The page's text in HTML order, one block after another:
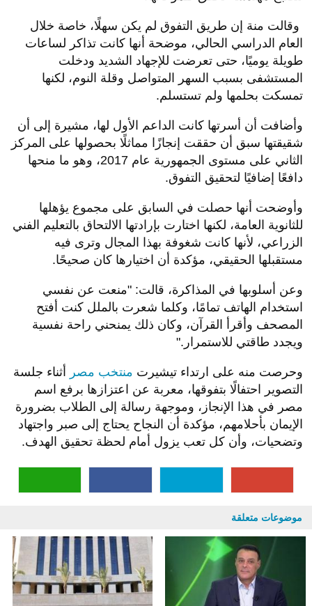
وقالت منة إن طريق التفوق لم يكن سهلًا، خاصة خلال
العام الدراسي الحالي، موضحة أنها كانت تذاكر لساعات
طويلة يوميًا، حتى تعرضت للإجهاد الشديد ودخلت
المستشفى بسبب السهر المتواصل وقلة النوم، لكنها
تمسكت بحلمها ولم تستسلم.
وأضافت أن أسرتها كانت الداعم الأول لها، مشيرة إلى أن
شقيقتها سبق أن حققت إنجازًا مماثلًا بحصولها على المركز
الثاني على مستوى الجمهورية عام 2017، وهو ما منحها
دافعًا إضافيًا لتحقيق التفوق.
وأوضحت أنها حصلت في السابق على مجموع يؤهلها
للثانوية العامة، لكنها اختارت بإرادتها الالتحاق بالتعليم الفني
الزراعي، لأنها كانت شغوفة بهذا المجال وترى فيه
مستقبلها الحقيقي، مؤكدة أن اختيارها كان صحيحًا.
وعن أسلوبها في المذاكرة، قالت: "منعت عن نفسي
استخدام الهاتف تمامًا، وكلما شعرت بالملل كنت أفتح
المصحف وأقرأ القرآن، وكان ذلك يمنحني راحة نفسية
ويجدد طاقتي للاستمرار."
وحرصت منه على ارتداء تيشيرت منتخب مصر
أثناء جلسة
التصوير احتفالًا بتفوقها، معربة عن اعتزازها برفع اسم
مصر في هذا الإنجاز، وموجهة رسالة إلى الطلاب بضرورة
الإيمان بأحلامهم، مؤكدة أن النجاح يحتاج إلى صبر واجتهاد
وتضحيات، وأن كل تعب يزول أمام لحظة تحقيق الهدف.
موضوعات متعلقة